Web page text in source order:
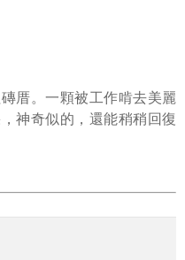
厝。一顆被工作啃去美麗
神奇似的，還能稍稍回復